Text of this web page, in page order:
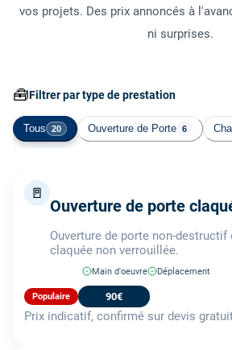
vos projets. Des prix annoncés à
ni surprises.
🧰Filtrer par type de prestation
Tous 20 Ouverture de Porte 6
🚪
Ouverture de porte
Ouverture de porte non-destructif
claquée non verrouillée.
Main d'oeuvre Déplacement
Populaire 90€
Prix indicatif, confirmé sur devis